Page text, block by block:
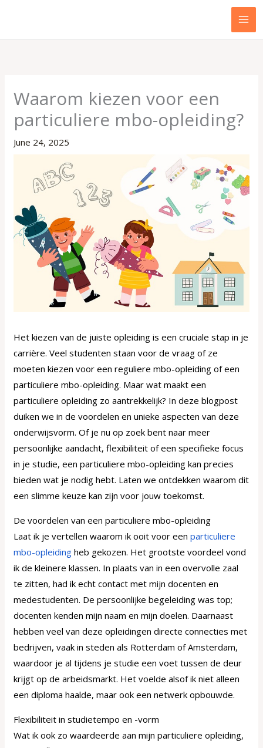
Waarom kiezen voor een
particuliere mbo-opleiding?
June 24, 2025
Het kiezen van de juiste opleiding is een cruciale stap in je
carrière. Veel studenten staan voor de vraag of ze
moeten kiezen voor een reguliere mbo-opleiding of een
particuliere mbo-opleiding. Maar wat maakt een
particuliere opleiding zo aantrekkelijk? In deze blogpost
duiken we in de voordelen en unieke aspecten van deze
onderwijsvorm. Of je nu op zoek bent naar meer
persoonlijke aandacht, flexibiliteit of een specifieke focus
in je studie, een particuliere mbo-opleiding kan precies
bieden wat je nodig hebt. Laten we ontdekken waarom dit
een slimme keuze kan zijn voor jouw toekomst.
De voordelen van een particuliere mbo-opleiding
Laat ik je vertellen waarom ik ooit voor eenparticuliere
mbo-opleiding heb gekozen. Het grootste voordeel vond
ik de kleinere klassen. In plaats van in een overvolle zaal
te zitten, had ik echt contact met mijn docenten en
medestudenten. De persoonlijke begeleiding was top;
docenten kenden mijn naam en mijn doelen. Daarnaast
hebben veel van deze opleidingen directe connecties met
bedrijven, vaak in steden als Rotterdam of Amsterdam,
waardoor je al tijdens je studie een voet tussen de deur
krijgt op de arbeidsmarkt. Het voelde alsof ik niet alleen
een diploma haalde, maar ook een netwerk opbouwde.
Flexibiliteit in studietempo en -vorm
Wat ik ook zo waardeerde aan mijn particuliere opleiding,